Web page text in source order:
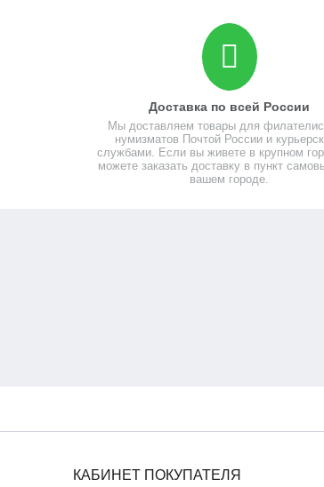
Доставка по всей России
Мы доставляем товары для
нумизматов Почтой России и
службами. Если вы живете в крупном
можете заказать доставку в пункт
вашем городе.
КАБИНЕТ ПОКУПАТЕЛЯ